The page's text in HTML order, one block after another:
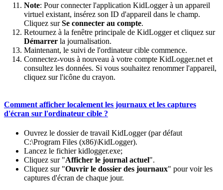
Note: Pour connecter l'application KidLogger à un appareil
virtuel existant, insérez son ID d'appareil dans le champ.
Cliquez surSe connecter au compte.
Retournez à la fenêtre principale de KidLogger et cliquez sur
Démarrer la journalisation.
Maintenant, le suivi de l'ordinateur cible commence.
Connectez-vous à nouveau à votre compte KidLogger.net et
consultez les données. Si vous souhaitez renommer l'appareil,
cliquez sur l'icône du crayon.
Comment afficher localement les journaux et les captures
d'écran sur l'ordinateur cible ?
Ouvrez le dossier de travail KidLogger (par défaut
C:\Program Files (x86)\KidLogger).
Lancez le fichier kidlogger.exe;
Cliquez sur "Afficher le journal actuel".
Cliquez sur "Ouvrir le dossier des journaux" pour voir les
captures d'écran de chaque jour.